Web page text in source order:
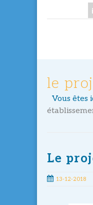
le
Vous êtes
Le
13-12-2018